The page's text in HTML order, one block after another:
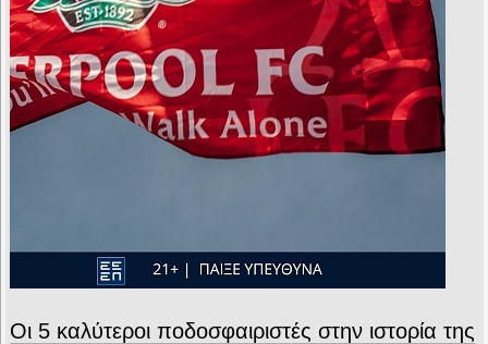
Οι 5 καλύτεροι ποδοσφαιριστές στην ιστορία της